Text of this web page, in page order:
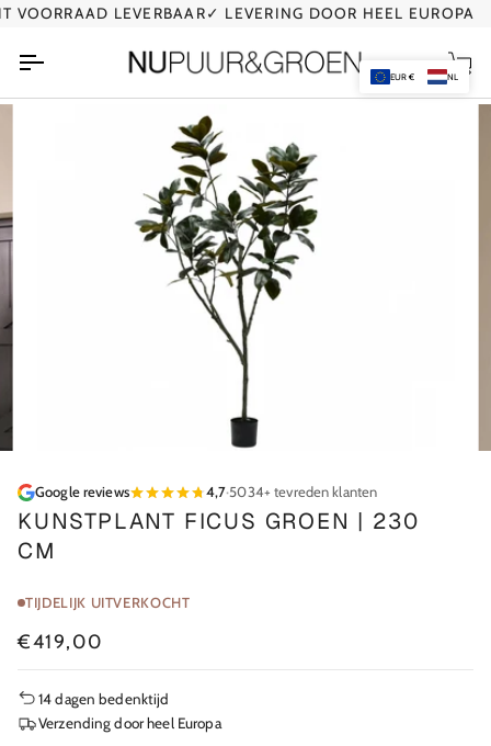
Ga
inhoud
LEVERBAAR✓ LEVERING DOOR HEEL EUROPA
Google reviews 4,7·5034+ tevreden klanten
KUNSTPLANT FICUS GROEN | 230
CM
TIJDELIJK UITVERKOCHT
€419,00
14 dagen bedenktijd
Verzending door heel Europa
EUR € NL